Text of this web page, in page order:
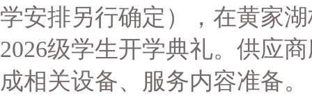
学安排另行确定）
，在黄家
2026级学生开学典礼。 供应
成相关设备、服务内容准备。